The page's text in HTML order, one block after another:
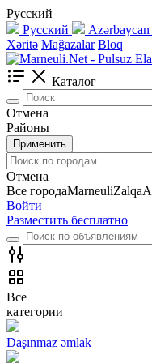
Русский
Русский
Xəritə Mağazalar Bloq
Каталог
Отмена
Районы
Применить
Отмена
Все городаMarneuliZalqa
Войти
Разместить бесплатно
Все
категории
Daşınmaz əmlak